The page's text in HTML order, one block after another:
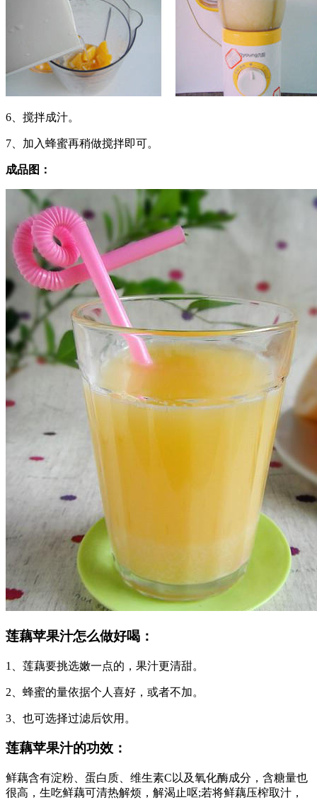
6、搅拌成汁。
7、加入蜂蜜再稍做搅拌即可。
成品图：
莲藕苹果汁怎么做好喝：
1、莲藕要挑选嫩一点的，果汁更清甜。
2、蜂蜜的量依据个人喜好，或者不加。
3、也可选择过滤后饮用。
莲藕苹果汁的功效：
鲜藕含有淀粉、蛋白质、维生素C以及氧化酶成分，含糖量也
很高，生吃鲜藕可清热解烦，解渴止呕;若将鲜藕压榨取汁，